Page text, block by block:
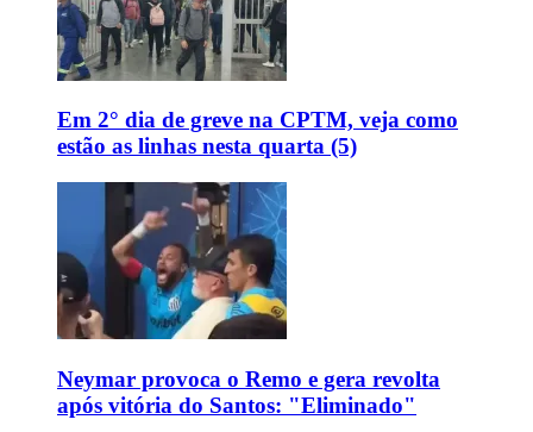
Em 2° dia de greve na CPTM, veja como
estão as linhas nesta quarta (5)
Neymar provoca o Remo e gera revolta
após vitória do Santos: "Eliminado"